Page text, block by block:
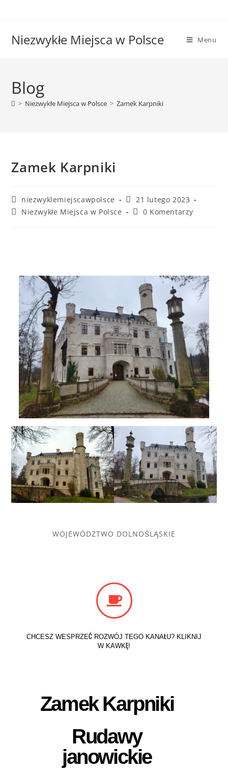
Niezwykłe Miejsca w Polsce Menu
Blog
> Niezwykłe Miejsca w Polsce > Zamek Karpniki
Zamek Karpniki
niezwyklemiejscawpolsce
21 lutego 2023
Niezwykłe Miejsca w Polsce
0 Komentarzy
WOJEWÓDZTWO DOLNOŚLĄSKIE
Zamek Karpniki
Rudawy
janowickie
CHCESZ WESPRZEĆ ROZWÓJ TEGO KANAŁU? KLIKNIJ
W KAWKĘ!